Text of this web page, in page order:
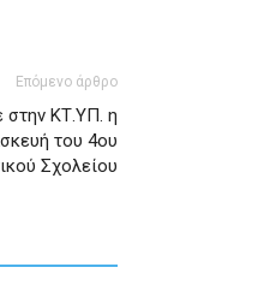
Επόμενο άρθρο
στην ΚΤ.ΥΠ. η
του 4ου
Σχολείου